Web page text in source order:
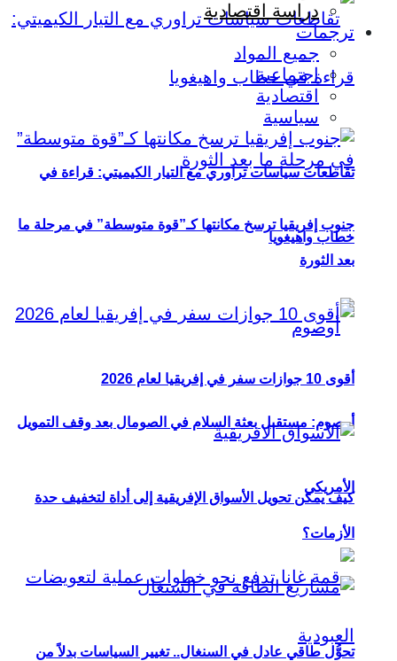
تقاطعات سياسات تراوري مع التيار الكيميتي: قراءة في
خطاب واهيغويا
أوصوم: مستقبل بعثة السلام في الصومال بعد وقف التمويل
الأمريكي
دراسة اقتصادية
ترجمات
جميع المواد
اجتماعية
اقتصادية
سياسية
جنوب إفريقيا ترسخ مكانتها كـ”قوة متوسطة” في مرحلة ما
بعد الثورة
أقوى 10 جوازات سفر في إفريقيا لعام 2026
كيف يمكن تحويل الأسواق الإفريقية إلى أداة لتخفيف حدة
الأزمات؟
تحوُّل طاقي عادل في السنغال.. تغيير السياسات بدلاً من